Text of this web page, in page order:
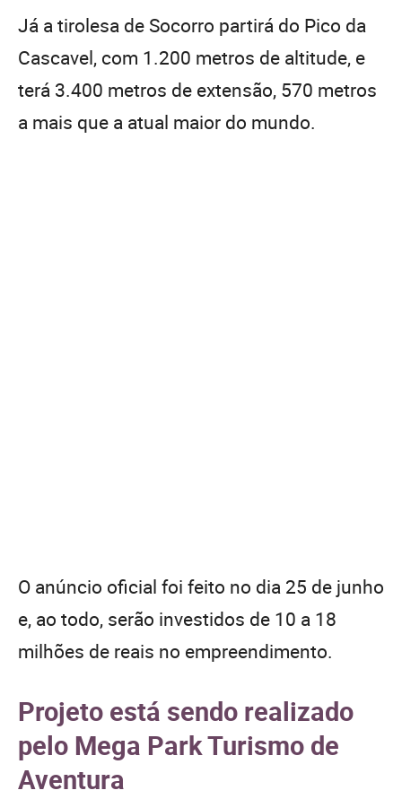
Já a tirolesa de Socorro partirá do Pico da
Cascavel, com 1.200 metros de altitude, e
terá 3.400 metros de extensão, 570 metros
a mais que a atual maior do mundo.
O anúncio oficial foi feito no dia 25 de junho
e, ao todo, serão investidos de 10 a 18
milhões de reais no empreendimento.
Projeto está sendo realizado
pelo Mega Park Turismo de
Aventura